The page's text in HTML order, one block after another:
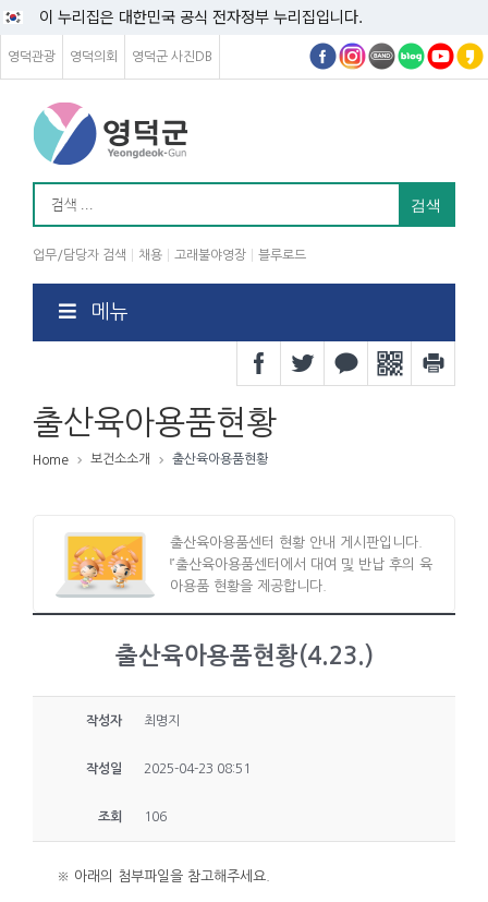
이 누리집은 대한민국 공식 전자정부 누리집입니다.
영덕관광 영덕의회 영덕군 사진DB
업무/담당자 검색 채용 고래불야영장 블루로드
메뉴
출산육아용품현황
Home 보건소소개 출산육아용품현황
출산육아용품센터 현황 안내 게시판입니다.
『출산육아용품센터에서 대여 및 반납 후의 육
아용품 현황을 제공합니다.
출산육아용품현황(4.23.)
작성자 최명지
작성일 2025-04-23 08:51
조회 106
※ 아래의 첨부파일을 참고해주세요.